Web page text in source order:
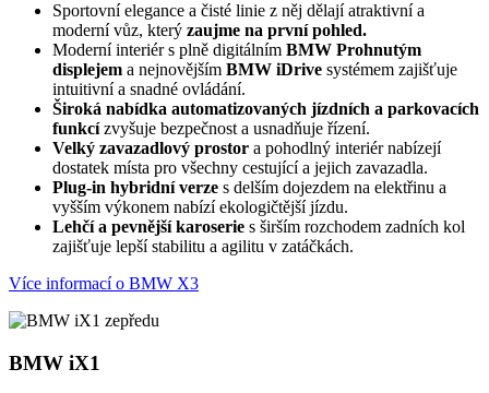
Sportovní elegance a čisté linie z něj dělají atraktivní a
moderní vůz, který zaujme na první pohled.
Moderní interiér s plně digitálním BMW Prohnutým
displejem a nejnovějším BMW iDrive systémem zajišťuje
intuitivní a snadné ovládání.
Široká nabídka automatizovaných jízdních a parkovacích
funkcízvyšuje bezpečnost a usnadňuje řízení.
Velký zavazadlový prostor a pohodlný interiér nabízejí
dostatek místa pro všechny cestující a jejich zavazadla.
Plug-in hybridní verze s delším dojezdem na elektřinu a
vyšším výkonem nabízí ekologičtější jízdu.
Lehčí a pevnější karoserie s širším rozchodem zadních kol
zajišťuje lepší stabilitu a agilitu v zatáčkách.
Více informací o BMW X3
BMW iX1